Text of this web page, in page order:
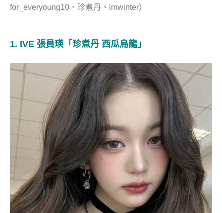
for_everyoung10、珍煮丹、imwinter）
1. IVE 張員瑛「珍煮丹 西瓜烏龍」